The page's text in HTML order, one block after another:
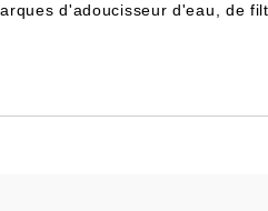
d'adoucisseur d'eau, de